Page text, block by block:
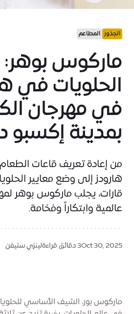
الجذور المطاعم
ماركوس بوهر:
الحلويات في
في مهرجان
بمدينة إكسبو
من إعادة تعريف قاعات
هارودز إلى وضع معايير
قارات، يجلب ماركوس بوهر
عالمية وابتكاراً وفخامة.
Oct 30, 20253 دقائق قراءة لينزي ستيفن
ماركوس بور، الشيف الأساسي